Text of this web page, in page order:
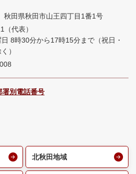
田県秋田市山王四丁目1番1号
代表）
日 8時30分から17時15分まで （祝日・
）
署別電話番号
北秋田地域